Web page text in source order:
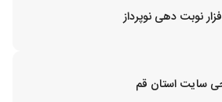
نوبت دهی نوپرداز
سایت استان قم